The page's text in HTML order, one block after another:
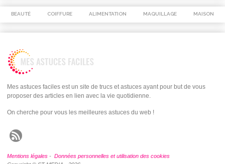
BEAUTÉ COIFFURE ALIMENTATION MAQUILLAGE MAISON
Mes astuces faciles est un site de trucs et astuces ayant pour but de vous
proposer des articles en lien avec la vie quotidienne.
On cherche pour vous les meilleures astuces du web !
Mentions légales - Données personnelles et utilisation des cookies